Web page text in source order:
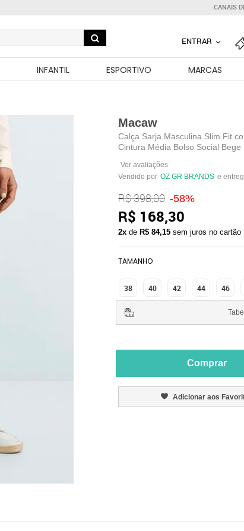
CANAIS
ENTRAR
INFANTIL ESPORTIVO MARCAS
Macaw
Calça Sarja Masculina Slim Fit
Cintura Média Bolso Social Bege
Ver avaliações
Vendido por OZ GR BRANDS e
R$ 398,00 -58%
R$ 168,30
2xde R$ 84,15 sem juros no cartão
TAMANHO
38 40 42 44 46
Comprar
Adicionar aos